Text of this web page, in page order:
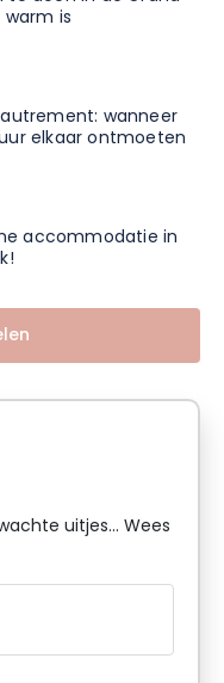
is
autrement: wanneer
elkaar ontmoeten
accommodatie in
uitjes... Wees